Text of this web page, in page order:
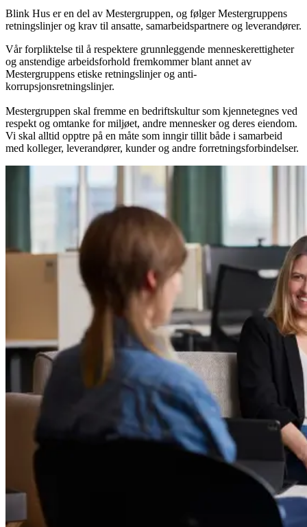
Blink Hus er en del av Mestergruppen, og følger Mestergruppens
retningslinjer og krav til ansatte, samarbeidspartnere og leverandører.
Vår forpliktelse til å respektere grunnleggende menneskerettigheter
og anstendige arbeidsforhold fremkommer blant annet av
Mestergruppens etiske retningslinjer og anti-
korrupsjonsretningslinjer.
Mestergruppen skal fremme en bedriftskultur som kjennetegnes ved
respekt og omtanke for miljøet, andre mennesker og deres eiendom.
Vi skal alltid opptre på en måte som inngir tillit både i samarbeid
med kolleger, leverandører, kunder og andre forretningsforbindelser.